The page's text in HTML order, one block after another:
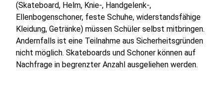
(Skateboard, Helm, Knie-, Handgelenk-,
Ellenbogenschoner, feste Schuhe, widerstandsfähige
Kleidung, Getränke) müssen Schüler selbst mitbringen.
Andernfalls ist eine Teilnahme aus Sicherheitsgründen
nicht möglich. Skateboards und Schoner können auf
Nachfrage in begrenzter Anzahl ausgeliehen werden.